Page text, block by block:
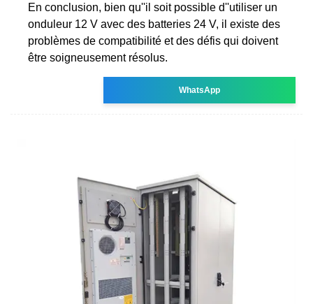
En conclusion, bien qu''il soit possible d''utiliser un
onduleur 12 V avec des batteries 24 V, il existe des
problèmes de compatibilité et des défis qui doivent
être soigneusement résolus.
WhatsApp